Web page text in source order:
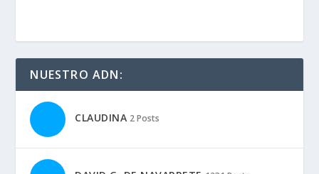
NUESTRO ADN:
CLAUDINA 2 Posts